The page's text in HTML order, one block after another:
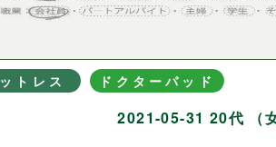
トレス ドクターパッド
2021-05-31 20代 （女